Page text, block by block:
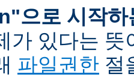
으로 시작하
가 있다는
파일권한 절